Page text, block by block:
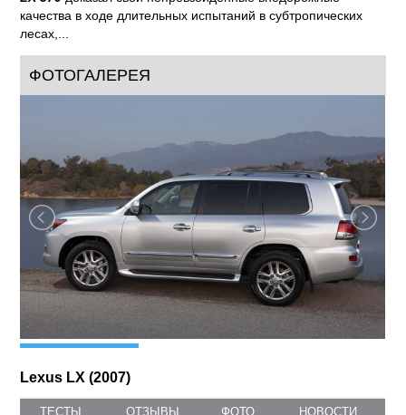
качества в ходе длительных испытаний в субтропических
лесах,...
ФОТОГАЛЕРЕЯ